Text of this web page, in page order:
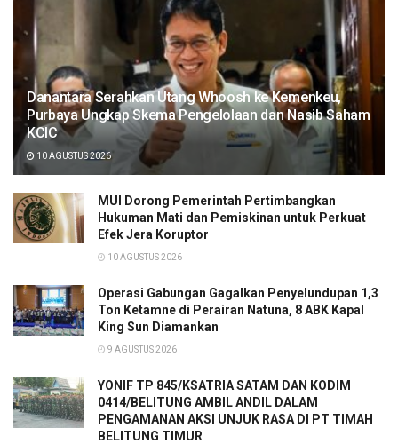
Danantara Serahkan Utang Whoosh ke Kemenkeu,
Purbaya Ungkap Skema Pengelolaan dan Nasib Saham
KCIC
10 AGUSTUS 2026
MUI Dorong Pemerintah Pertimbangkan
Hukuman Mati dan Pemiskinan untuk Perkuat
Efek Jera Koruptor
10 AGUSTUS 2026
Operasi Gabungan Gagalkan Penyelundupan 1,3
Ton Ketamne di Perairan Natuna, 8 ABK Kapal
King Sun Diamankan
9 AGUSTUS 2026
YONIF TP 845/KSATRIA SATAM DAN KODIM
0414/BELITUNG AMBIL ANDIL DALAM
PENGAMANAN AKSI UNJUK RASA DI PT TIMAH
BELITUNG TIMUR